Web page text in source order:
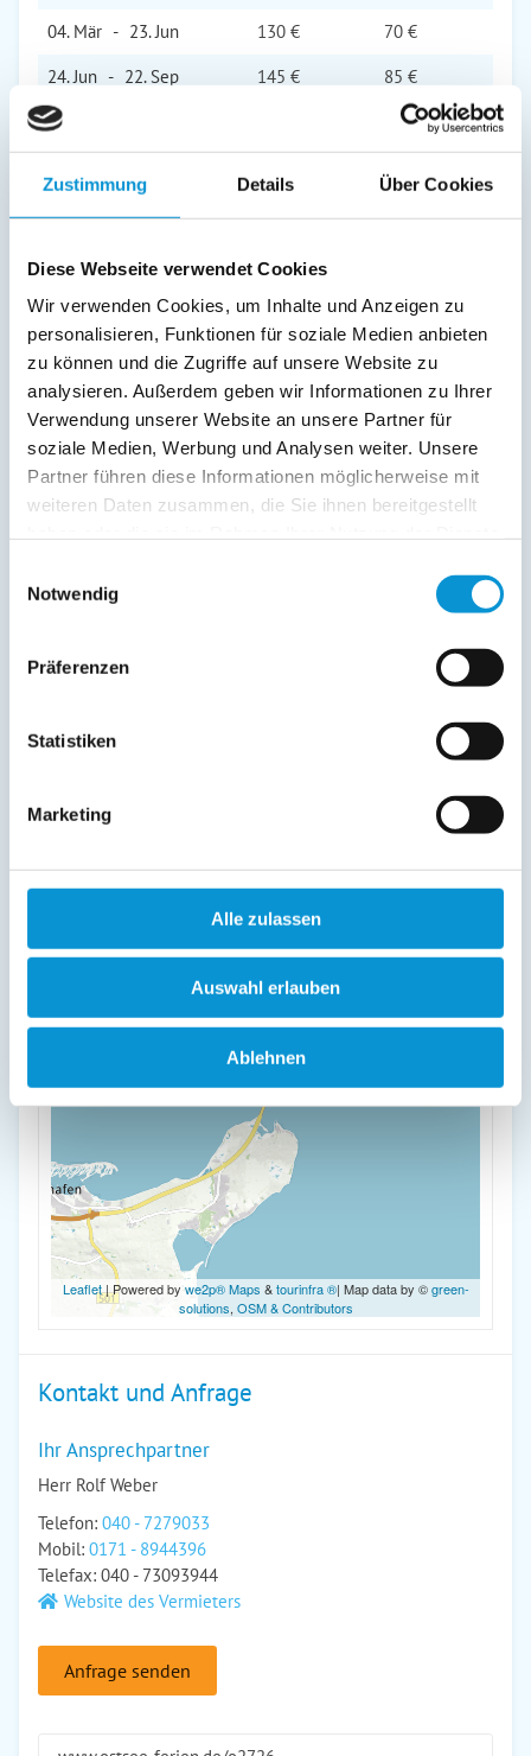
Zustimmung Details Über Cookies
Diese Webseite verwendet Cookies
Wir verwenden Cookies, um Inhalte und Anzeigen zu
personalisieren, Funktionen für soziale Medien anbieten
zu können und die Zugriffe auf unsere Website zu
analysieren. Außerdem geben wir Informationen zu Ihrer
Verwendung unserer Website an unsere Partner für
soziale Medien, Werbung und Analysen weiter. Unsere
Partner führen diese Informationen möglicherweise mit
weiteren Daten zusammen, die Sie ihnen bereitgestellt
Notwendig
Präferenzen
Statistiken
Marketing
Alle zulassen
Auswahl erlauben
Ablehnen
04. Mär - 23. Jun 130 €
70 €
24. Jun - 22. Sep 145 €
85 €
23. Sep
70 €
16. Dez - 31. Dez
Endreinigung:
60 € ist bereits im Reisepreis 1. Nacht
enthalten
Preiszusatz:
Inkl.: Wasser, Strom, Heizung.
Kinderbett und Hochstühle sind vorhanden.
Es wird nur 1 Hunde akzeptiert und dieser wird mit 7 € pro Miettag
berechnet.
Bettwäsche und Handtücher können nicht gestellt werden.
Bei einer Reservierung ist eine Mietsicherheit von EUR 150,-- zu zahlen.
Haus 46
+
Leaflet| Powered bywe2p® Maps &tourinfra ®| Map data by ©green-
solutions, OSM & Contributors
Kontakt und Anfrage
Ihr Ansprechpartner
Herr Rolf Weber
Telefon: 040 - 7279033
Mobil: 0171 - 8944396
Telefax: 040 - 73093944
Website des Vermieters
Anfrage senden